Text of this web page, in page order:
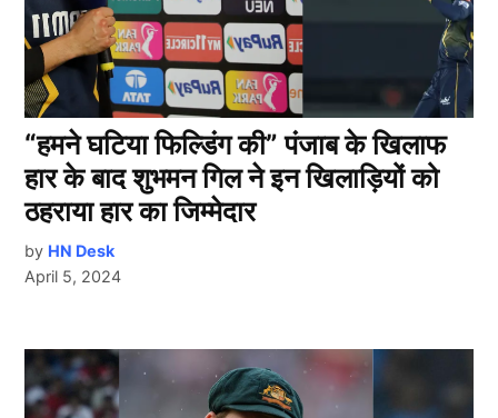
“हमने घटिया फिल्डिंग की” पंजाब के खिलाफ
हार के बाद शुभमन गिल ने इन खिलाड़ियों को
ठहराया हार का जिम्मेदार
by HN Desk
April 5, 2024